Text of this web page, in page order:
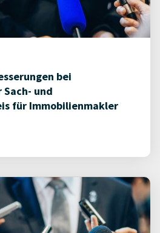
bei
und
für Immobilienmakler